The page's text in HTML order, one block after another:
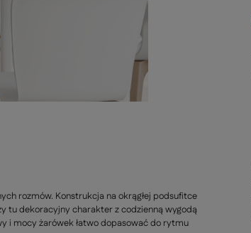
rozmów. Konstrukcja na okrągłej podsufitce
tu dekoracyjny charakter z codzienną wygodą
i mocy żarówek łatwo dopasować do rytmu